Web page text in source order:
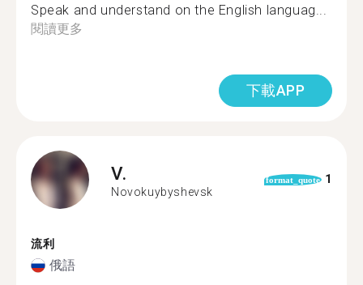
Speak and understand on the English languag...
閱讀更多
下載APP
V.
Novokuybyshevsk
format_quote 1
流利
俄語